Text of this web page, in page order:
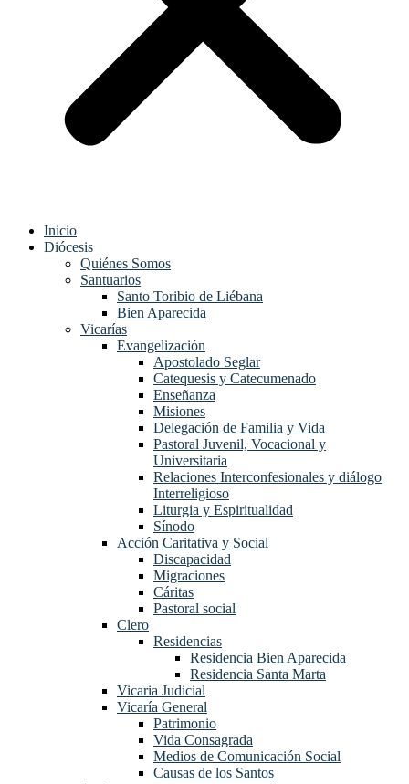
Inicio
Diócesis
Quiénes Somos
Santuarios
Santo Toribio de Liébana
Bien Aparecida
Vicarías
Evangelización
Apostolado Seglar
Catequesis y Catecumenado
Enseñanza
Misiones
Delegación de Familia y Vida
Pastoral Juvenil, Vocacional y
Universitaria
Relaciones Interconfesionales y diálogo
Interreligioso
Liturgia y Espiritualidad
Sínodo
Acción Caritativa y Social
Discapacidad
Migraciones
Cáritas
Pastoral social
Clero
Residencias
Residencia Bien Aparecida
Residencia Santa Marta
Vicaria Judicial
Vicaría General
Patrimonio
Vida Consagrada
Medios de Comunicación Social
Causas de los Santos